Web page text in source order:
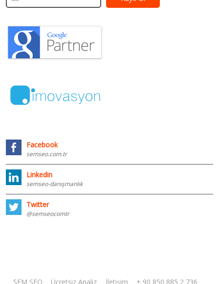
Facebook
semseo.com.tr
Linkedin
semseo-danışmanlık
Twitter
@semseocomtr
SEM SEO Ücretsiz Analiz İletişim + 90 850 885 2 736